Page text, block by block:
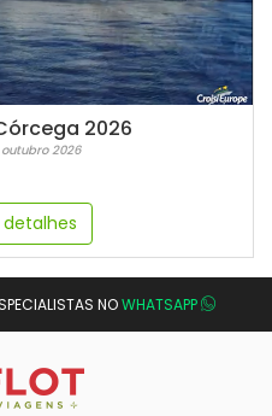
2026
2026
NOWHATSAPP